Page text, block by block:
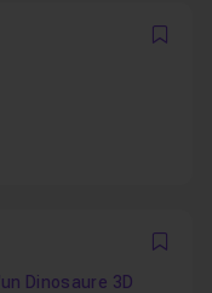
Dinosaure 3D